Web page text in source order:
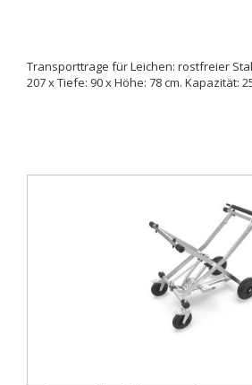
Transporttrage für Leichen: rostfreier
207 x Tiefe: 90 x Höhe: 78 cm. Kapazität: